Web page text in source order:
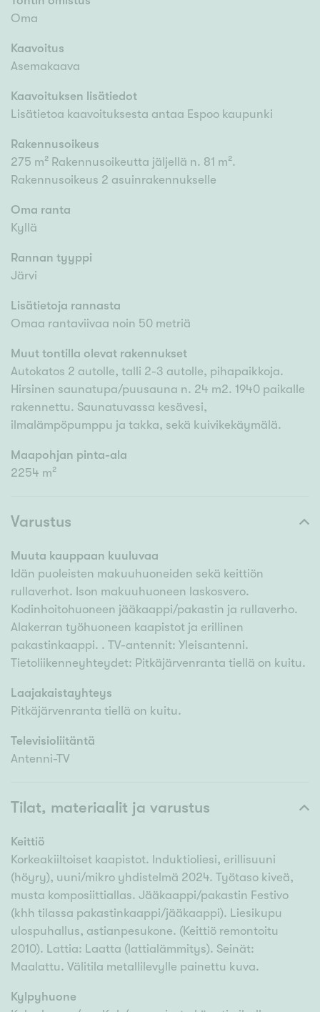
Oma
Kaavoitus
Asemakaava
Kaavoituksen lisätiedot
Lisätietoa kaavoituksesta antaa Espoo kaupunki
Rakennusoikeus
275 m² Rakennusoikeutta jäljellä n. 81 m².
Rakennusoikeus 2 asuinrakennukselle
Oma ranta
Kyllä
Rannan tyyppi
Järvi
Lisätietoja rannasta
Omaa rantaviivaa noin 50 metriä
Muut tontilla olevat rakennukset
Autokatos 2 autolle, talli 2-3 autolle, pihapaikkoja.
Hirsinen saunatupa/puusauna n. 24 m2. 1940 paikalle
rakennettu. Saunatuvassa kesävesi,
ilmalämpöpumppu ja takka, sekä kuivikekäymälä.
Maapohjan pinta-ala
2254 m²
Varustus
Muuta kauppaan kuuluvaa
Idän puoleisten makuuhuoneiden sekä keittiön
rullaverhot. Ison makuuhuoneen laskosvero.
Kodinhoitohuoneen jääkaappi/pakastin ja rullaverho.
Alakerran työhuoneen kaapistot ja erillinen
pakastinkaappi. . TV-antennit: Yleisantenni.
Tietoliikenneyhteydet: Pitkäjärvenranta tiellä on kuitu.
Laajakaistayhteys
Pitkäjärvenranta tiellä on kuitu.
Televisioliitäntä
Antenni-TV
Tilat, materiaalit ja varustus
Keittiö
Korkeakiiltoiset kaapistot. Induktioliesi, erillisuuni
(höyry), uuni/mikro yhdistelmä 2024. Työtaso kiveä,
musta komposiittiallas. Jääkaappi/pakastin Festivo
(khh tilassa pakastinkaappi/jääkaappi). Liesikupu
ulospuhallus, astianpesukone. (Keittiö remontoitu
2010). Lattia: Laatta (lattialämmitys). Seinät:
Maalattu. Välitila metallilevylle painettu kuva.
Kylpyhuone